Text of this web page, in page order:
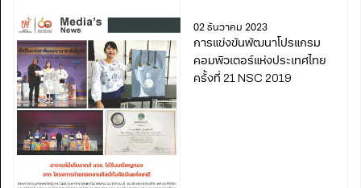
02 ธันวาคม 2023
การแข่งขันพัฒนาโปรแกรม
คอมพิวเตอร์แห่งประเทศไทย
ครั้งที่ 21 NSC 2019